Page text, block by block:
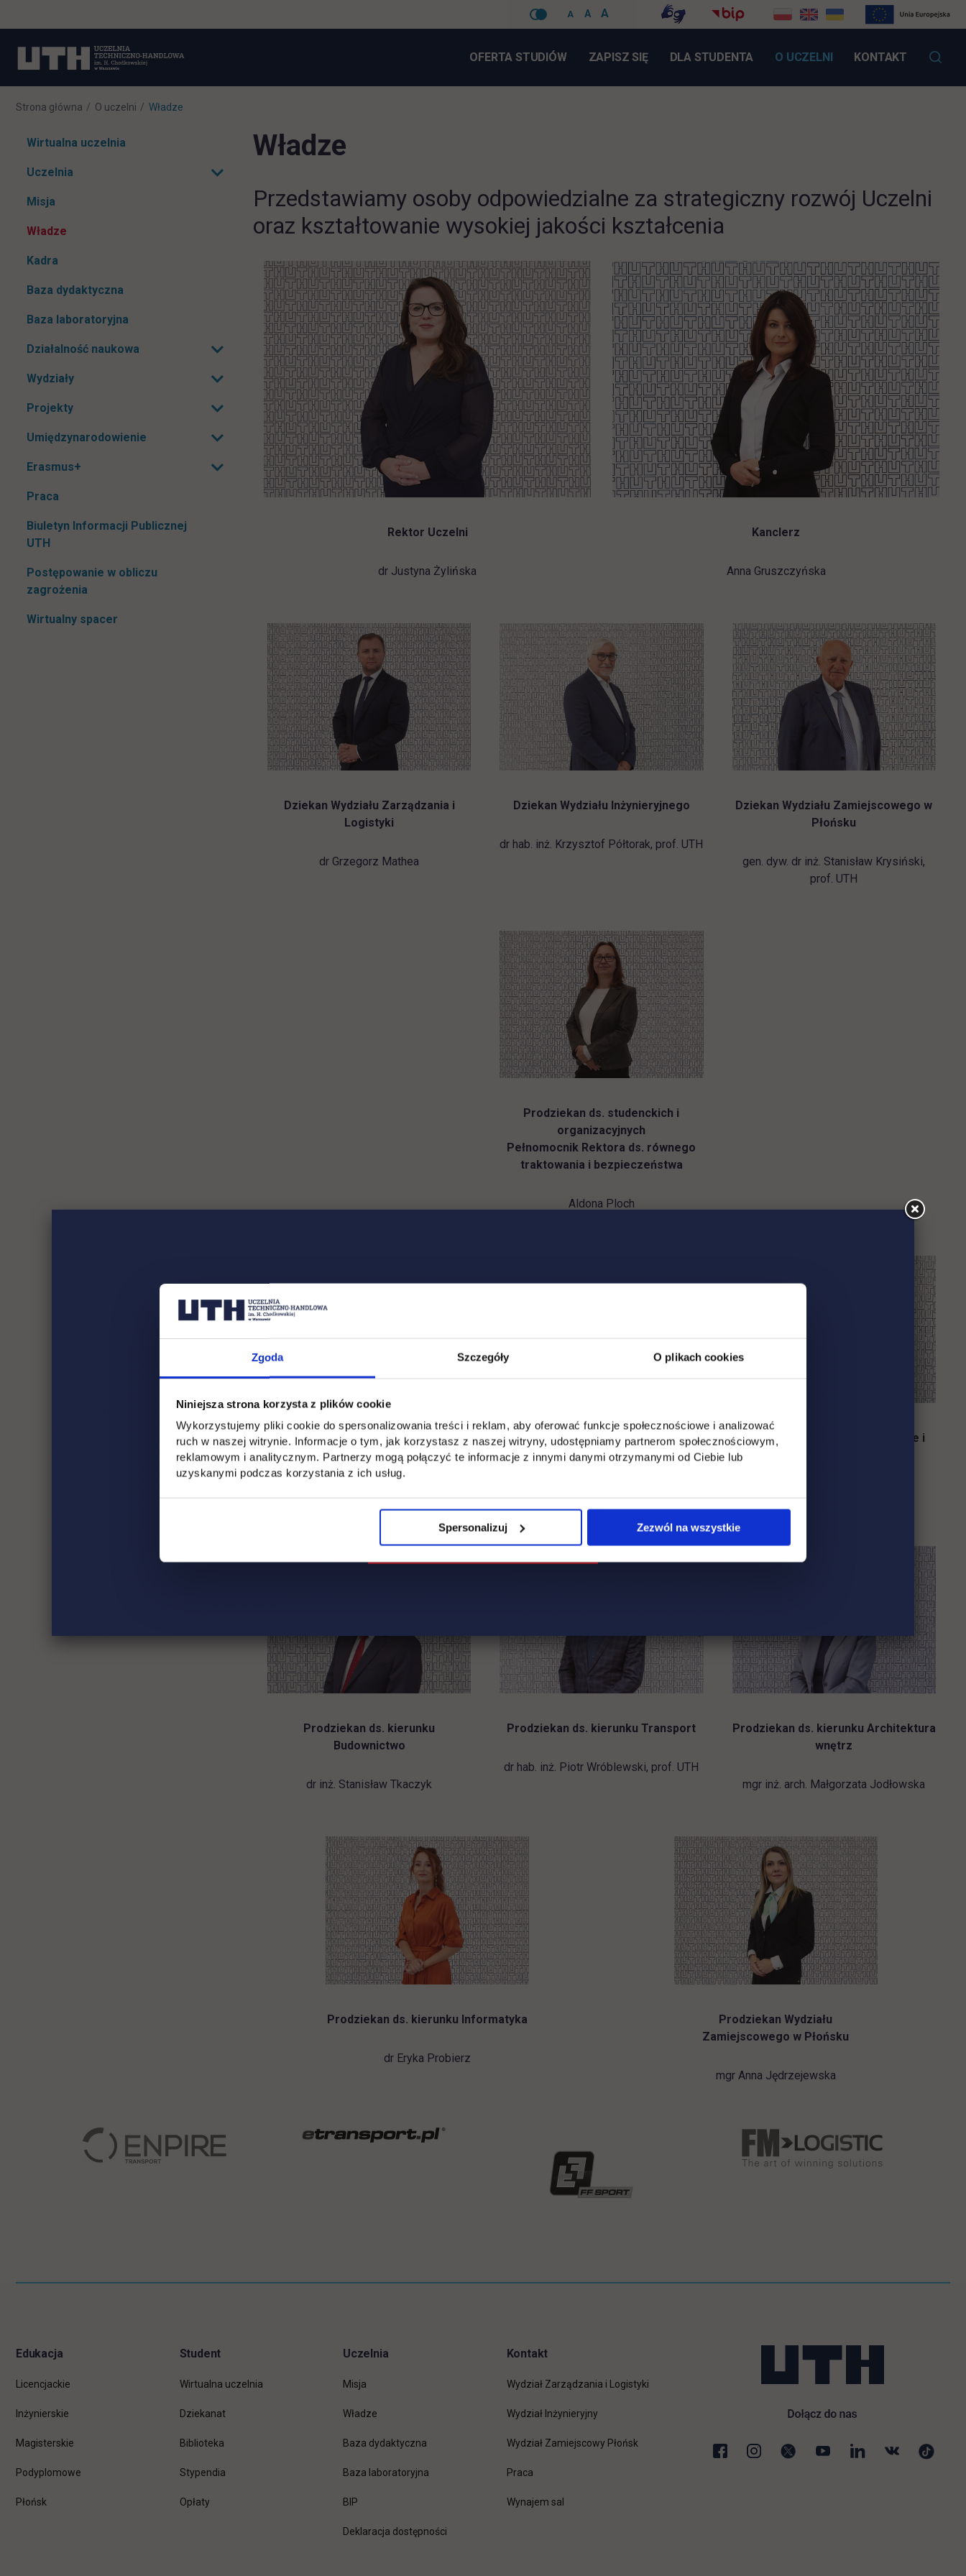
Zgoda Szczegóły O plikach cookies
Niniejsza strona korzysta z plików cookie
Wykorzystujemy pliki cookie do spersonalizowania treści i reklam, aby oferować funkcje społecznościowe i analizować
ruch w naszej witrynie. Informacje o tym, jak korzystasz z naszej witryny, udostępniamy partnerom społecznościowym,
reklamowym i analitycznym. Partnerzy mogą połączyć te informacje z innymi danymi otrzymanymi od Ciebie lub
uzyskanymi podczas korzystania z ich usług.
Spersonalizuj Zezwól na wszystkie
A A
A
nawigacje
OFERTA STUDIÓW ZAPISZ SIĘLINK OTWIERA SIĘ W NOWEJ KARCIE
DLA STUDENTA O UCZELNI KONTAKT
Strona główna O uczelni Władze
Pomiń
Wirtualna uczelnia
Uczelnia
Misja
Władze
Kadra
Baza dydaktyczna
Baza laboratoryjna
Działalność naukowa Rozwiń podmenu
Wydziały Rozwiń podmenu
Projekty Rozwiń podmenu
Umiędzynarodowienie Rozwiń podmenu
Erasmus+
Praca
Biuletyn Informacji Publicznej
UTH
Postępowanie w obliczu
zagrożenia
Wirtualny spacer
Władze
Przedstawiamy osoby odpowiedzialne za strategiczny rozwój Uczelni
oraz kształtowanie wysokiej jakości kształcenia
Rektor Uczelni
dr Justyna Żylińska
Kanclerz
Anna Gruszczyńska
Dziekan Wydziału Zarządzania i
Logistyki
dr Grzegorz Mathea
Dziekan Wydziału Inżynieryjnego
dr hab. inż. Krzysztof Półtorak, prof. UTH
Dziekan Wydziału Zamiejscowego w
Płońsku
gen. dyw. dr inż. Stanisław Krysiński,
prof. UTH
Prodziekan ds. studenckich i
organizacyjnych
Pełnomocnik Rektora ds. równego
traktowania i bezpieczeństwa
Aldona Ploch
Prodziekan ds. kierunku
Bezpieczeństwo wewnętrzne
Prodziekan ds. kierunku Zarządzanie
Prodziekan ds. kierunku Finanse i
Prodziekan ds. kierunku
Budownictwo
dr inż. Stanisław Tkaczyk
Prodziekan ds. kierunku Transport
dr hab. inż. Piotr Wróblewski, prof. UTH
Prodziekan ds. kierunku Architektura
wnętrz
mgr inż. arch. Małgorzata Jodłowska
Prodziekan ds. kierunku Informatyka
dr Eryka Probierz
Prodziekan Wydziału
Zamiejscowego w Płońsku
mgr Anna Jędrzejewska
Edukacja
Licencjackie
Inżynierskie
Magisterskie
Podyplomowe
Płońsk
Student
Wirtualna uczelnia
Dziekanat
Biblioteka
Stypendia
Opłaty
Uczelnia
Misja
Władze
Baza dydaktyczna
Baza laboratoryjna
BIP
Deklaracja dostępności
Kontakt
Wydział Zarządzania i Logistyki
Wydział Inżynieryjny
Wydział Zamiejscowy Płońsk
Pracalink otwiera się w nowej karcie
Wynajem sal